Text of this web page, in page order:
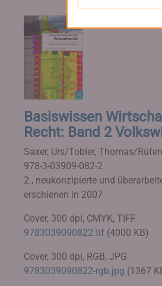
Basiswissen
Recht: Band 2
Saxer, Urs/Tobler, Thomas/
978-3-03909-082-2
2., neukonzipierte und
erschienen in 2007
Cover, 300 dpi, CMYK, TIFF
9783039090822.tif (4000 KB)
Cover, 300 dpi, RGB, JPG
9783039090822-rgb.jpg (1367